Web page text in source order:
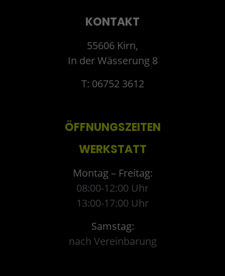
KONTAKT
55606 Kirn,
In der Wässerung 8
T: 06752 3612
ÖFFNUNGSZEITEN
WERKSTATT
Montag – Freitag:
08:00-12:00 Uhr
13:00-17:00 Uhr
Samstag:
nach Vereinbarung